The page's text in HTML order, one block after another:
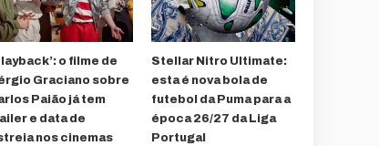
o filme de
Graciano sobre
Paião já tem
e data de
nos cinemas
Stellar Nitro Ultimate:
esta é nova bola de
futebol da Puma para a
época 26/27 da Liga
Portugal